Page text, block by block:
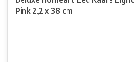
Pink 2,2 x 38 cm